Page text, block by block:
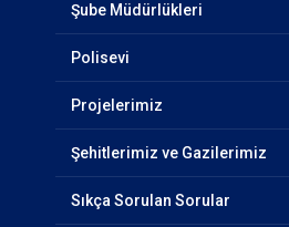
Şube Müdürlükleri
Polisevi
Projelerimiz
Şehitlerimiz ve Gazilerimiz
Sıkça Sorulan Sorular